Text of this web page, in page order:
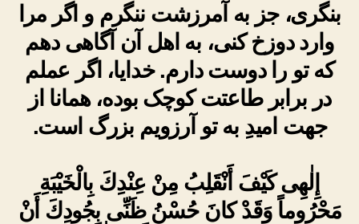
بنگری، جز به آمرزشت ننگرم و اگر مرا
وارد دوزخ کنی، به اهل آن آگاهی دهم
که تو را دوست دارم. خدایا، اگر عملم
در برابر طاعتت کوچک بوده، همانا از
جهت امیدِ به تو آرزویم بزرگ است.
إِلٰهِى كَيْفَ أَنْقَلِبُ مِنْ عِنْدِكَ بِالْخَيْبَةِ
مَحْرُوماً وَقَدْ كانَ حُسْنُ ظَنِّى بِجُودِكَ أَنْ